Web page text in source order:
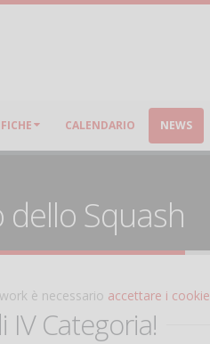
CALENDARIO NEWS
Squash
è necessario accettare i cookie
IV Categoria!